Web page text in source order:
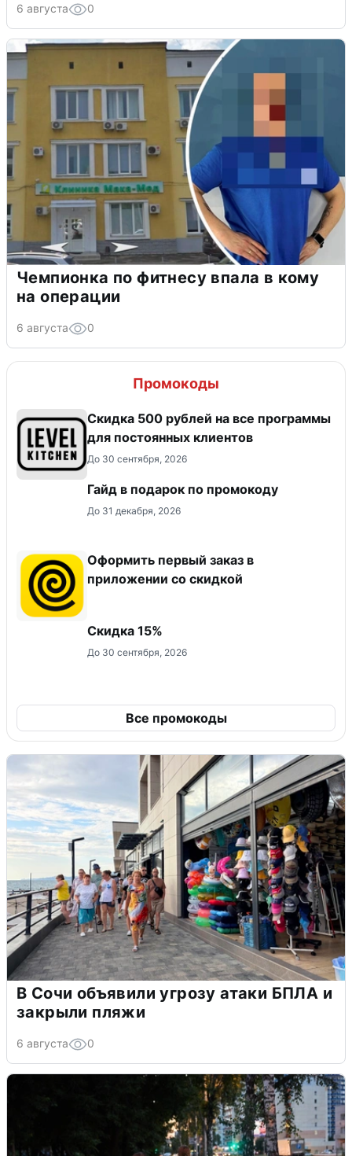
6 августа 0
Чемпионка по фитнесу впала в кому
на операции
6 августа 0
Промокоды
Скидка 500 рублей на все программы
для постоянных клиентов
До 30 сентября, 2026
Гайд в подарок по промокоду
До 31 декабря, 2026
Оформить первый заказ в
приложении со скидкой
Скидка 15%
До 30 сентября, 2026
Все промокоды
В Сочи объявили угрозу атаки БПЛА и
закрыли пляжи
6 августа 0